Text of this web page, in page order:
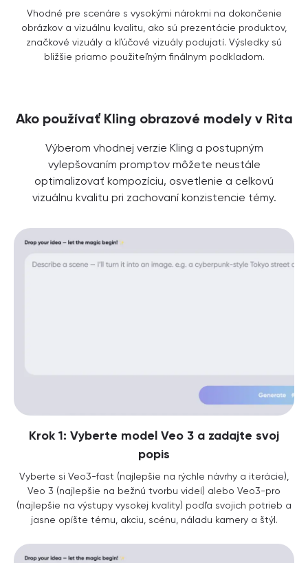
Vhodné pre scenáre s vysokými nárokmi na dokončenie
obrázkov a vizuálnu kvalitu, ako sú prezentácie produktov,
značkové vizuály a kľúčové vizuály podujatí. Výsledky sú
bližšie priamo použiteľným finálnym podkladom.
Ako používať Kling obrazové modely v Rita
Výberom vhodnej verzie Kling a postupným
vylepšovaním promptov môžete neustále
optimalizovať kompozíciu, osvetlenie a celkovú
vizuálnu kvalitu pri zachovaní konzistencie témy.
Krok 1: Vyberte model Veo 3 a zadajte svoj
popis
Vyberte si Veo3-fast (najlepšie na rýchle návrhy a iterácie),
Veo 3 (najlepšie na bežnú tvorbu videí) alebo Veo3-pro
(najlepšie na výstupy vysokej kvality) podľa svojich potrieb a
jasne opíšte tému, akciu, scénu, náladu kamery a štýl.